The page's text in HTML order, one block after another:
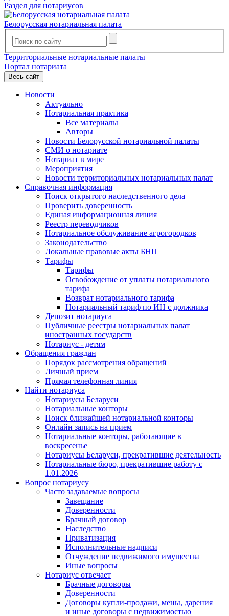
Раздел для нотариусов
Белорусская нотариальная палата
Территориальные нотариальные палаты
Портал нотариата
Весь сайт
Новости
Актуально
Нотариальная практика
Все материалы
Авторы
Новости Белорусской нотариальной палаты
СМИ о нотариате
Нотариат в мире
Мероприятия
Новости территориальных нотариальных палат
Справочная информация
Поиск открытого наследственного дела
Проверить доверенность
Единая информационная линия
Реестр переводчиков
Нотариальное обслуживание агрогородков
Законодательство
Локальные правовые акты БНП
Тарифы
Тарифы
Освобождение от уплаты нотариального
тарифа
Возврат нотариального тарифа
Нотариальный тариф по ИН с должника
Депозит нотариуса
Публичные реестры нотариальных палат
иностранных государств
Нотариус - детям
Обращения граждан
Порядок рассмотрения обращений
Личный прием
Прямая телефонная линия
Найти нотариуса
Нотариусы Беларуси
Нотариальные конторы
Поиск ближайшей нотариальной конторы
Онлайн запись на прием
Нотариальные конторы, работающие в
воскресенье
Нотариусы Беларуси, прекратившие деятельность
Нотариальные бюро, прекратившие работу с
1.01.2026
Вопрос нотариусу
Часто задаваемые вопросы
Завещание
Доверенности
Брачный договор
Наследство
Приватизация
Исполнительные надписи
Отчуждение недвижимого имущества
Иные вопросы
Нотариус отвечает
Брачные договоры
Доверенности
Договоры купли-продажи, мены, дарения
и иные договоры с недвижимостью